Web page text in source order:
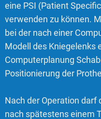
eine PSI (Patient
verwenden zu können.
bei der nach einer
Modell des Kniegelenks
Computerplanung
Positionierung der
Nach der Operation darf
nach spätestens einem